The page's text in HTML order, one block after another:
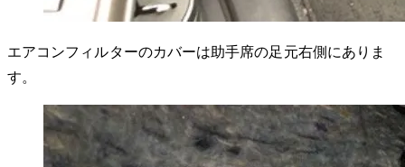
エアコンフィルターのカバーは助手席の足元右側にありま
す。